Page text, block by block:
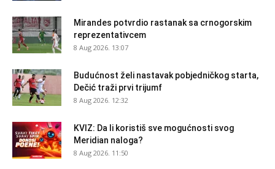
Mirandes potvrdio rastanak sa crnogorskim
reprezentativcem
8 Aug 2026. 13:07
Budućnost želi nastavak pobjedničkog starta,
Dečić traži prvi trijumf
8 Aug 2026. 12:32
KVIZ: Da li koristiš sve mogućnosti svog
Meridian naloga?
8 Aug 2026. 11:50